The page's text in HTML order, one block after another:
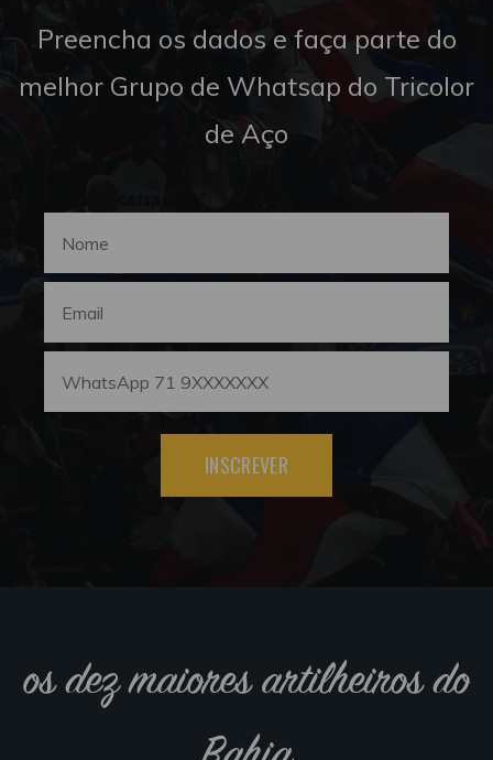
Preencha os dados e faça parte do
melhor Grupo de Whatsap do Tricolor
de Aço
INSCREVER
os dez maiores artilheiros do